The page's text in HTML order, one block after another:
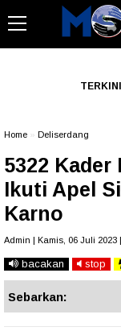
TERKINI
Home Deliserdang
5322 Kader
Ikuti Apel
Karno
Admin | Kamis, 06 Juli 2023
bacakan stop
Sebarkan: